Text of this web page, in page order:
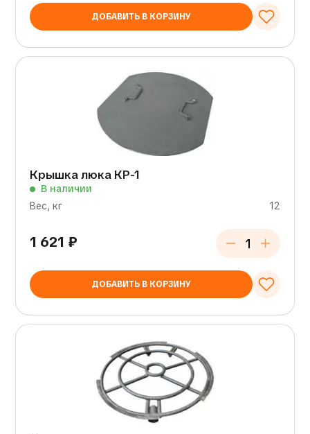
ДОБАВИТЬ В КОРЗИНУ
Крышка люка КР-1
В наличии
Вес, кг
12
1 621 ₽
ДОБАВИТЬ В КОРЗИНУ